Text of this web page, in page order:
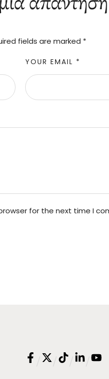
απάντηση
fields are marked *
YOUR EMAIL *
for the next time I